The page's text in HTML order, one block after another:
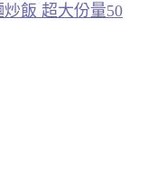
炒飯 超大份量50